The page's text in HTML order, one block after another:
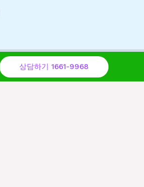
상담하기 1661-9968